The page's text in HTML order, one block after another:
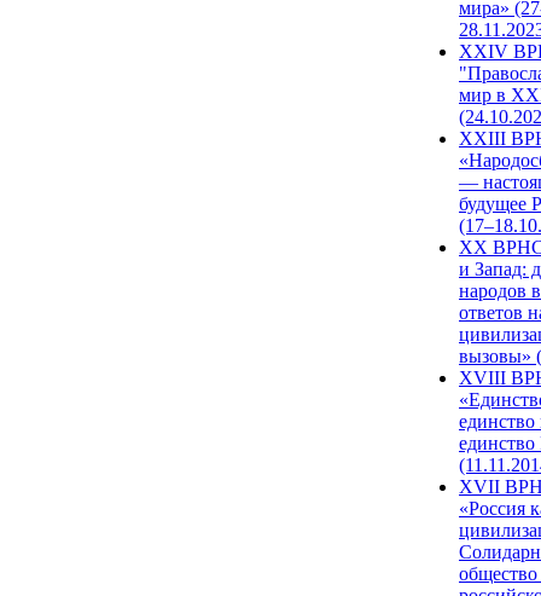
мира»
XXIV
мир в
XXIII
—
будущее
XX ВРНС
и Запад:
народов
ответов
вызовы»
XVIII
единство
единство
XVII
«Россия